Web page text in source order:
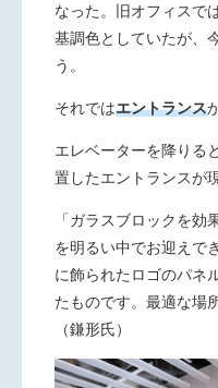
なった。旧オフィスで
基調色としていたが、
う。
それではエントランス
エレベーターを降りる
置したエントランスが
「ガラスブロックを効
を明るい中でお迎えで
に飾られたロゴのパネ
たものです。最適な場
（鎌形氏）